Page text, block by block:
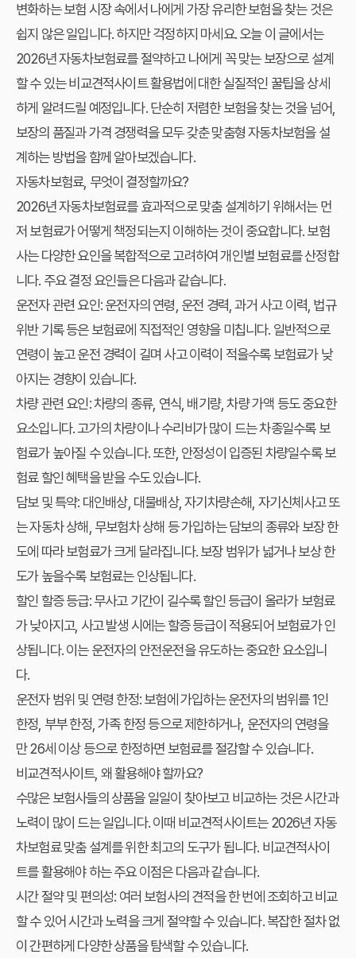
변화하는 보험 시장 속에서 나에게 가장 유리한 보험을 찾는 것은
쉽지 않은 일입니다. 하지만 걱정하지 마세요. 오늘 이 글에서는
2026년 자동차보험료를 절약하고 나에게 꼭 맞는 보장으로 설계
할 수 있는 비교견적사이트 활용법에 대한 실질적인 꿀팁을 상세
하게 알려드릴 예정입니다. 단순히 저렴한 보험을 찾는 것을 넘어,
보장의 품질과 가격 경쟁력을 모두 갖춘 맞춤형 자동차보험을 설
계하는 방법을 함께 알아보겠습니다.
자동차보험료, 무엇이 결정할까요?
2026년 자동차보험료를 효과적으로 맞춤 설계하기 위해서는 먼
저 보험료가 어떻게 책정되는지 이해하는 것이 중요합니다. 보험
사는 다양한 요인을 복합적으로 고려하여 개인별 보험료를 산정합
니다. 주요 결정 요인들은 다음과 같습니다.
운전자 관련 요인: 운전자의 연령, 운전 경력, 과거 사고 이력, 법규
위반 기록 등은 보험료에 직접적인 영향을 미칩니다. 일반적으로
연령이 높고 운전 경력이 길며 사고 이력이 적을수록 보험료가 낮
아지는 경향이 있습니다.
차량 관련 요인: 차량의 종류, 연식, 배기량, 차량 가액 등도 중요한
요소입니다. 고가의 차량이나 수리비가 많이 드는 차종일수록 보
험료가 높아질 수 있습니다. 또한, 안정성이 입증된 차량일수록 보
험료 할인 혜택을 받을 수도 있습니다.
담보 및 특약: 대인배상, 대물배상, 자기차량손해, 자기신체사고 또
는 자동차 상해, 무보험차 상해 등 가입하는 담보의 종류와 보장 한
도에 따라 보험료가 크게 달라집니다. 보장 범위가 넓거나 보상 한
도가 높을수록 보험료는 인상됩니다.
할인 할증 등급: 무사고 기간이 길수록 할인 등급이 올라가 보험료
가 낮아지고, 사고 발생 시에는 할증 등급이 적용되어 보험료가 인
상됩니다. 이는 운전자의 안전운전을 유도하는 중요한 요소입니
다.
운전자 범위 및 연령 한정: 보험에 가입하는 운전자의 범위를 1인
한정, 부부 한정, 가족 한정 등으로 제한하거나, 운전자의 연령을
만 26세 이상 등으로 한정하면 보험료를 절감할 수 있습니다.
비교견적사이트, 왜 활용해야 할까요?
수많은 보험사들의 상품을 일일이 찾아보고 비교하는 것은 시간과
노력이 많이 드는 일입니다. 이때 비교견적사이트는 2026년 자동
차보험료 맞춤 설계를 위한 최고의 도구가 됩니다. 비교견적사이
트를 활용해야 하는 주요 이점은 다음과 같습니다.
시간 절약 및 편의성: 여러 보험사의 견적을 한 번에 조회하고 비교
할 수 있어 시간과 노력을 크게 절약할 수 있습니다. 복잡한 절차 없
이 간편하게 다양한 상품을 탐색할 수 있습니다.